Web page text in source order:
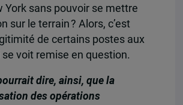
York sans pouvoir se mettre
sur le terrain ? Alors, c’est
de certains postes aux
se voit remise en question.
dire, ainsi, que la
des opérations